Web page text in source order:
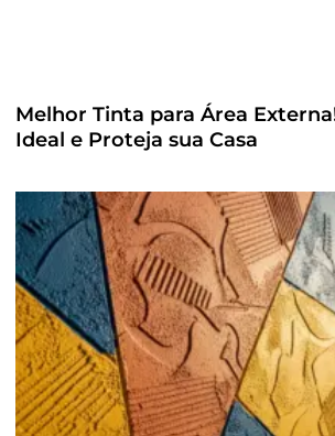
Melhor Tinta para Área
Ideal e Proteja sua Casa